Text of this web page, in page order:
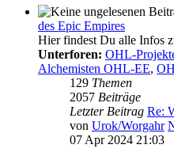
des Epic Empires
Hier findest Du alle Infos
Unterforen: OHL-
Alchemisten OHL-EE,
129 Themen
2057 Beiträge
Letzter Beitrag Re:
von Urok/Worgahr
07 Apr 2024 21:03